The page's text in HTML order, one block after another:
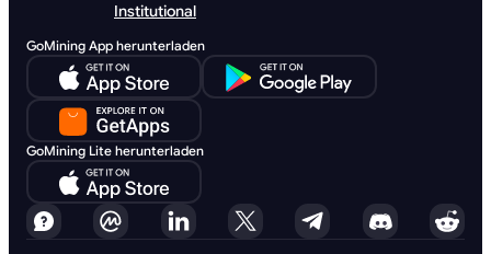
Institutional
GoMining App herunterladen
GoMining Lite herunterladen